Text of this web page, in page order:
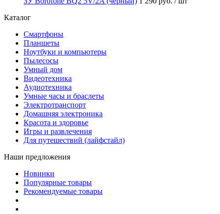
Каталог
Смартфоны
Планшеты
Ноутбуки и компьютеры
Пылесосы
Умный дом
Видеотехника
Аудиотехника
Умные часы и браслеты
Электротранспорт
Домашняя электроника
Красота и здоровье
Игры и развлечения
Для путешествий (лайфстайл)
Наши предложения
Новинки
Популярные товары
Рекомендуемые товары